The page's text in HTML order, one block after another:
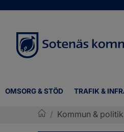
OMSORG & STÖD TRAFIK &
/ Kommun & politik